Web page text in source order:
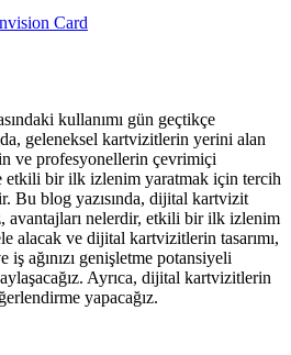
Card
kullanımı gün geçtikçe
geleneksel kartvizitlerin yerini alan
ve profesyonellerin çevrimiçi
etkili bir ilk izlenim yaratmak için tercih
Bu blog yazısında, dijital kartvizit
avantajları nelerdir, etkili bir ilk izlenim
alacak ve dijital kartvizitlerin tasarımı,
iş ağınızı genişletme potansiyeli
Ayrıca, dijital kartvizitlerin
yapacağız.